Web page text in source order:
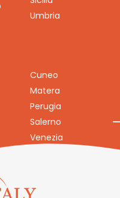
Umbria
Cuneo
Matera
Perugia
Salerno
Venezia